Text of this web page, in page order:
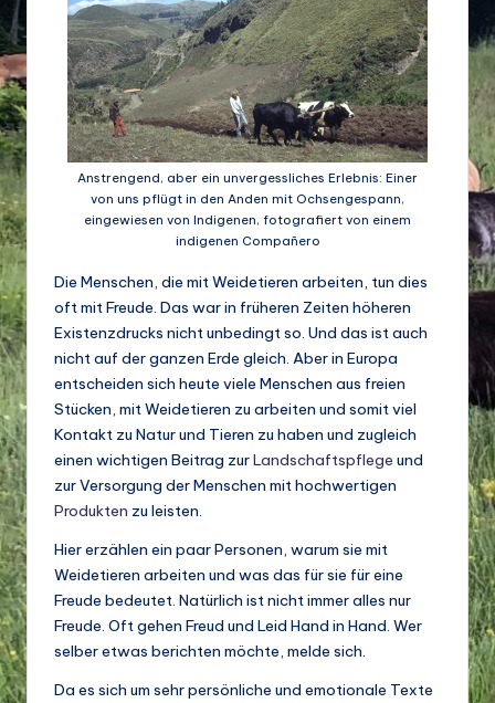
d
e
w
ir
ts
a
ft
u
n
d
Bi
o
di
v
e
rs
it
Anstrengend, aber ein unvergessliches Erlebnis: Einer
von uns pflügt in den Anden mit Ochsengespann,
eingewiesen von Indigenen, fotografiert von einem
indigenen Compañero
Die Menschen, die mit Weidetieren arbeiten, tun dies
oft mit Freude. Das war in früheren Zeiten höheren
Existenzdrucks nicht unbedingt so. Und das ist auch
nicht auf der ganzen Erde gleich. Aber in Europa
entscheiden sich heute viele Menschen aus freien
Stücken, mit Weidetieren zu arbeiten und somit viel
Kontakt zu Natur und Tieren zu haben und zugleich
einen wichtigen Beitrag zurLandschaftspflege und
zur Versorgung der Menschen mit hochwertigen
Produkten zu leisten.
Hier erzählen ein paar Personen, warum sie mit
Weidetieren arbeiten und was das für sie für eine
Freude bedeutet. Natürlich ist nicht immer alles nur
Freude. Oft gehen Freud und Leid Hand in Hand. Wer
selber etwas berichten möchte, melde sich.
Da es sich um sehr persönliche und emotionale Texte